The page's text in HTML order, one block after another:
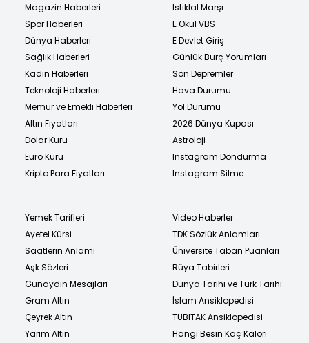
Magazin Haberleri
Spor Haberleri
Dünya Haberleri
Sağlık Haberleri
Kadın Haberleri
Teknoloji Haberleri
Memur ve Emekli Haberleri
Altın Fiyatları
Dolar Kuru
Euro Kuru
Kripto Para Fiyatları
İstiklal Marşı
E Okul VBS
E Devlet Giriş
Günlük Burç Yorumları
Son Depremler
Hava Durumu
Yol Durumu
2026 Dünya Kupası
Astroloji
Instagram Dondurma
Instagram Silme
Yemek Tarifleri
Ayetel Kürsi
Saatlerin Anlamı
Aşk Sözleri
Günaydın Mesajları
Gram Altın
Çeyrek Altın
Yarım Altın
Video Haberler
TDK Sözlük Anlamları
Üniversite Taban Puanları
Rüya Tabirleri
Dünya Tarihi ve Türk Tarihi
İslam Ansiklopedisi
TÜBİTAK Ansiklopedisi
Hangi Besin Kaç Kalori